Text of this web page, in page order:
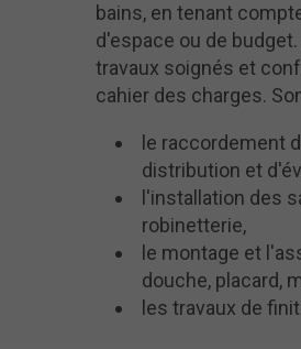
bains, en tenant
d'espace ou de
travaux soignés et
cahier des charges.
le raccordement
distribution et
l'installation des
robinetterie,
le montage et
douche, placard,
les travaux de